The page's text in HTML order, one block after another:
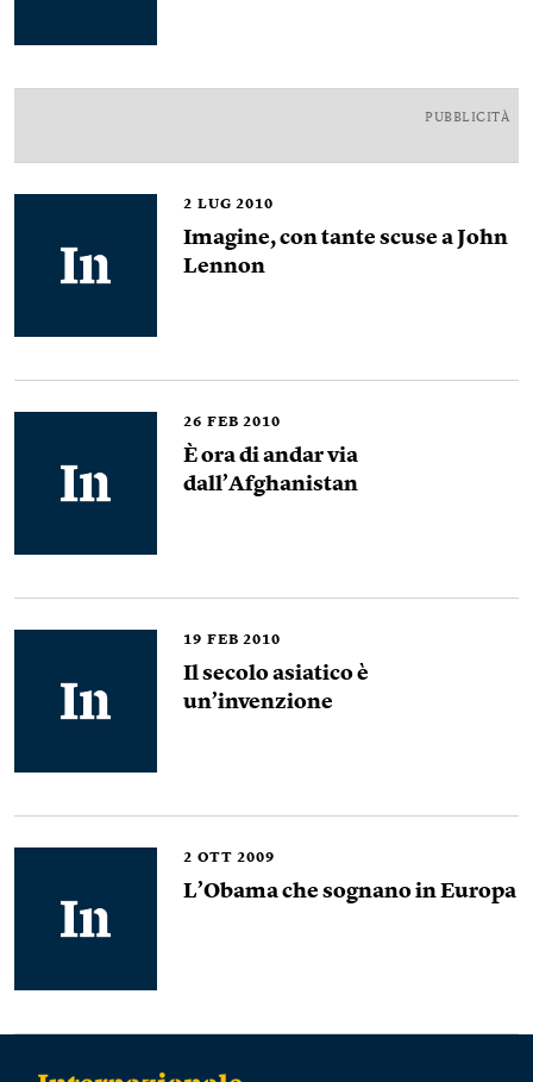
PUBBLICITÀ
2 LUG 2010
Imagine, con tante scuse a John
Lennon
26 FEB 2010
È ora di andar via
dall’Afghanistan
19 FEB 2010
Il secolo asiatico è
un’invenzione
2 OTT 2009
L’Obama che sognano in Europa